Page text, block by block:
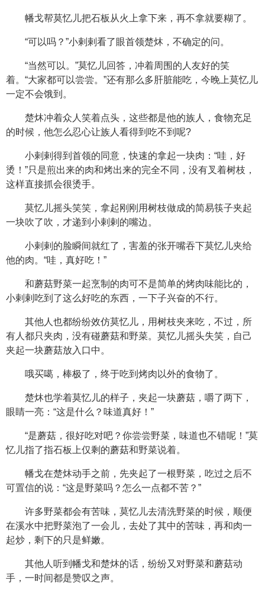
幡戈帮莫忆儿把石板从火上拿下来，再不拿就要糊了。
“可以吗？”小剌剌看了眼首领楚炑，不确定的问。
“当然可以。”莫忆儿回答，冲着周围的人友好的笑
着。“大家都可以尝尝。”还有那么多肝脏能吃，今晚上莫忆儿
一定不会饿到。
楚炑冲着众人笑着点头，这些都是他的族人，食物充足
的时候，他怎么忍心让族人看得到吃不到呢?
小剌剌得到首领的同意，快速的拿起一块肉：“哇，好
烫！”只是煎出来的肉和烤出来的完全不同，没有叉着树枝，
这样直接抓会很烫手。
莫忆儿摇头笑笑，拿起刚刚用树枝做成的简易筷子夹起
一块吹了吹，才递到小剌剌的嘴边。
小剌剌的脸瞬间就红了，害羞的张开嘴吞下莫忆儿夹给
他的肉。“哇，真好吃！”
和蘑菇野菜一起烹制的肉可不是简单的烤肉味能比的，
小剌剌吃到了这么好吃的东西，一下子兴奋的不行。
其他人也都纷纷效仿莫忆儿，用树枝夹来吃，不过，所
有人都只夹肉，没有碰蘑菇和野菜。莫忆儿摇头失笑，自己
夹起一块蘑菇放入口中。
哦买噶，棒极了，终于吃到烤肉以外的食物了。
楚炑也学着莫忆儿的样子，夹起一块蘑菇，嚼了两下，
眼睛一亮：“这是什么？味道真好！”
“是蘑菇，很好吃对吧？你尝尝野菜，味道也不错呢！”莫
忆儿指了指石板上仅剩的蘑菇和野菜说着。
幡戈在楚炑动手之前，先夹起了一根野菜，吃过之后不
可置信的说：“这是野菜吗？怎么一点都不苦？”
许多野菜都会有苦味，莫忆儿去清洗野菜的时候，顺便
在溪水中把野菜泡了一会儿，去处了其中的苦味，再和肉一
起炒，剩下的只是鲜嫩。
其他人听到幡戈和楚炑的话，纷纷又对野菜和蘑菇动
手，一时间都是赞叹之声。